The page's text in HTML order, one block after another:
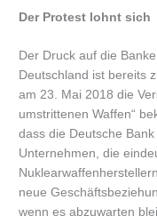
Der Protest lohnt sich
Der Druck auf die
Deutschland ist bereits
am 23. Mai 2018 die
umstrittenen Waffen“
dass die Deutsche
Unternehmen, die
neue
wenn es abzuwarten